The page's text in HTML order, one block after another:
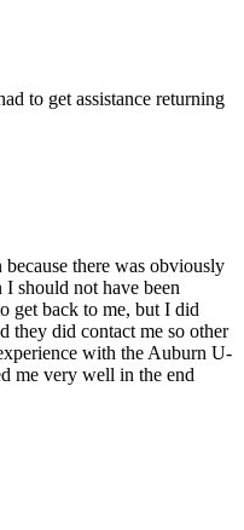
to get assistance returning
there was obviously
should not have been
get back to me, but I did
they did contact me so other
with the Auburn U-
me very well in the end